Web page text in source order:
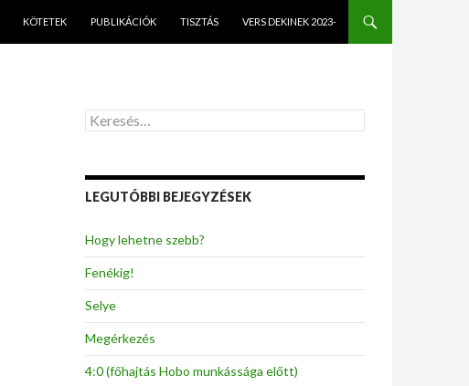
KÖTETEK PUBLIKÁCIÓK TISZTÁS VERS DEKINEK 2023-
K
e
s
é
:
LEGUTÓBBI BEJEGYZÉSEK
Hogy lehetne szebb?
Fenékig!
Selye
Megérkezés
4:0 (főhajtás Hobo munkássága előtt)